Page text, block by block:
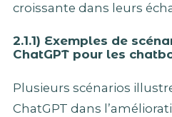
croissante dans leurs
2.1.1) Exemples de
ChatGPT pour les
Plusieurs scénarios
ChatGPT dans